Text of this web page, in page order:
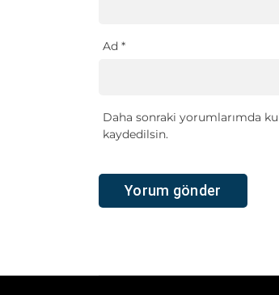
Ad *
Daha sonraki yorumlarımda
kaydedilsin.